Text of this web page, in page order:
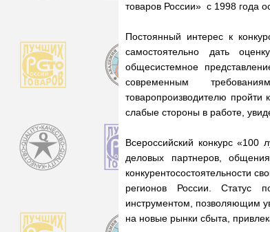
товаров России» с 1998 года
Постоянный интерес к
самостоятельно дать
общесистемное
современным
товаропроизводителю пройти
слабые стороны в работе,
Всероссийский конкурс
деловых партнеров,
конкурентосостоятельности
регионов России. Статус
инструментом, позволяющим
на новые рынки сбыта,